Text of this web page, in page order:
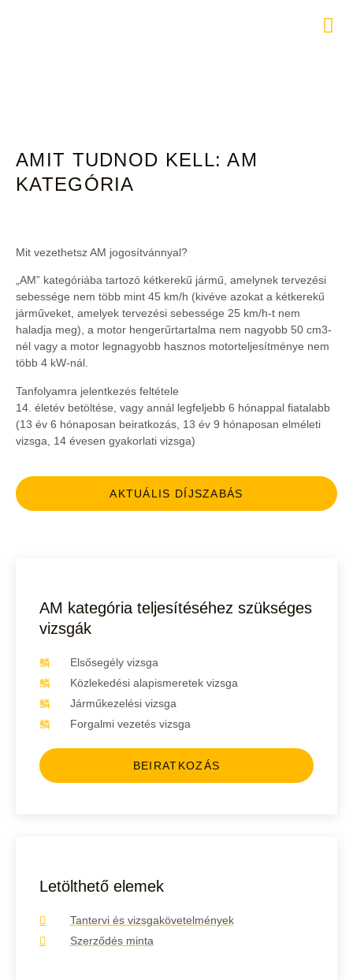
AMIT TUDNOD KELL: AM
KATEGÓRIA
Mit vezethetsz AM jogosítvánnyal?
„AM” kategóriába tartozó kétkerekű jármű, amelynek tervezési
sebessége nem több mint 45 km/h (kivéve azokat a kétkerekű
járműveket, amelyek tervezési sebessége 25 km/h-t nem
haladja meg), a motor hengerűrtartalma nem nagyobb 50 cm3-
nél vagy a motor legnagyobb hasznos motorteljesítménye nem
több 4 kW-nál.
Tanfolyamra jelentkezés feltétele
14. életév betöltése, vagy annál legfeljebb 6 hónappal fiatalabb
(13 év 6 hónaposan beiratkozás, 13 év 9 hónaposan elméleti
vizsga, 14 évesen gyakorlati vizsga)
AKTUÁLIS DÍJSZABÁS
AM kategória teljesítéséhez szükséges
vizsgák
Elsősegély vizsga
Közlekedési alapismeretek vizsga
Járműkezelési vizsga
Forgalmi vezetés vizsga
BEIRATKOZÁS
Letölthető elemek
Tantervi és vizsgakövetelmények
Szerződés minta